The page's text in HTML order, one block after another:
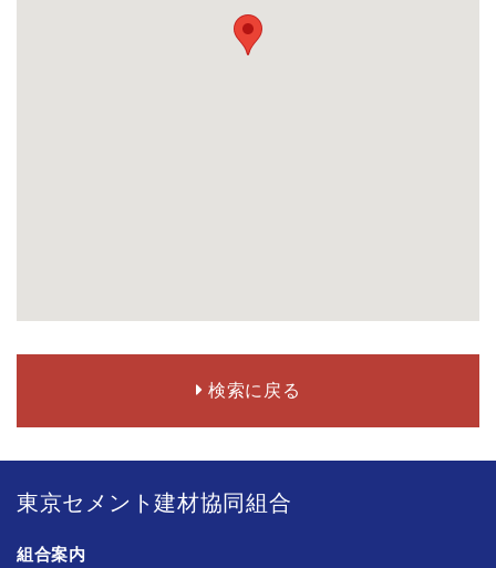
検索に戻る
東京セメント建材協同組合
組合案内